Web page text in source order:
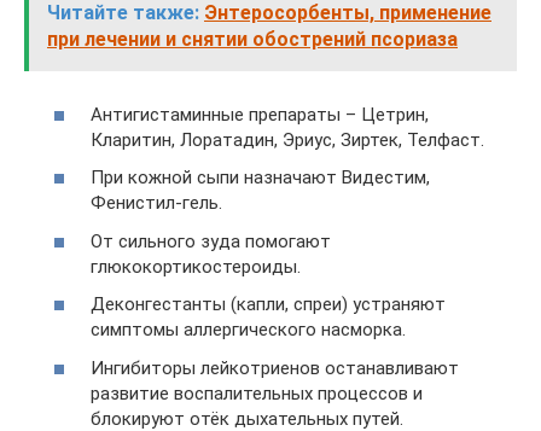
Читайте также: Энтеросорбенты, применение
при лечении и снятии обострений псориаза
Антигистаминные препараты – Цетрин,
Кларитин, Лоратадин, Эриус, Зиртек, Телфаст.
При кожной сыпи назначают Видестим,
Фенистил-гель.
От сильного зуда помогают
глюкокортикостероиды.
Деконгестанты (капли, спреи) устраняют
симптомы аллергического насморка.
Ингибиторы лейкотриенов останавливают
развитие воспалительных процессов и
блокируют отёк дыхательных путей.